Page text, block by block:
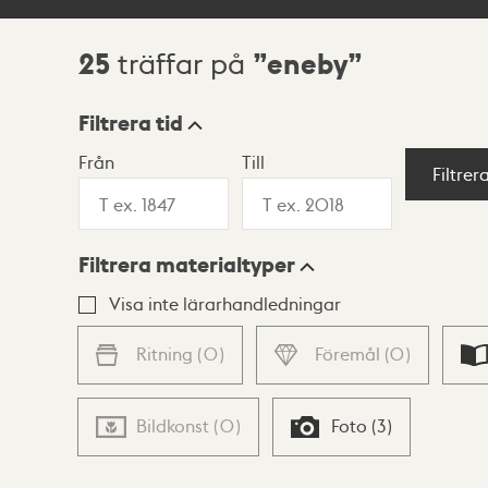
Sökresultat
25 träffar på eneby
Visningsläge
Lista Karta
Filtrera tid
Från Till
Filtrera materialtyper
Visa inte lärarhandledningar
Ritning (0) Föremål (0)
Bildkonst (0) Foto (3)